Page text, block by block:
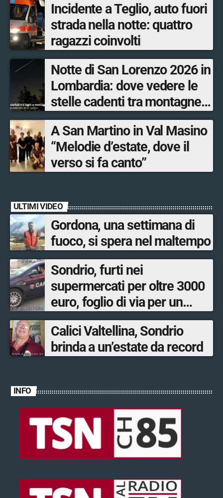
Incidente a Teglio, auto fuori
strada nella notte: quattro
ragazzi coinvolti
Notte di San Lorenzo 2026 in
Lombardia: dove vedere le
stelle cadenti tra montagne,
osservatori e borghi
A San Martino in Val Masino
“Melodie d’estate, dove il
verso si fa canto”
ULTIMI VIDEO
Gordona, una settimana di
fuoco, si spera nel maltempo
Sondrio, furti nei
supermercati per oltre 3000
euro, foglio di via per un
ventinovenne
Calici Valtellina, Sondrio
brinda a un’estate da record
INFO